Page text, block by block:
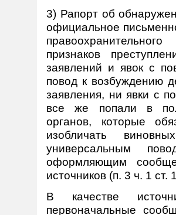
3) Рапорт об
официальное
признаков
заявлений и явок с
повод к возбуждению
заявления, ни явки с
все же попали в
органов, которые
изобличать
универсальным
оформляющим
источников (п. 3 ч. 1 ст.
В качестве
первоначальные